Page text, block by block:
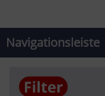
Navigationsleiste